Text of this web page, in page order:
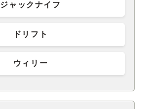
ジャックナイフ
ドリフト
ウィリー